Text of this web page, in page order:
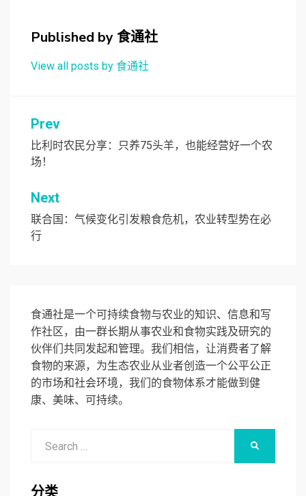
Published by食通社
View all posts by 食通社
文
章
导
航
Prev
比利时农民分享：只养75头羊，也能经营好一个农
场！
Next
联合国：气候变化引发粮食危机，农业转型势在必
行
食通社是一个可持续食物与农业的知识、信息和写
作社区，由一群长期从事农业和食物实践及研究的
伙伴们共同发起和管理。我们相信，让消费者了解
食物的来源，为生态农业从业者创造一个公平公正
的市场和社会环境，我们的食物体系才能做到健
康、美味、可持续。